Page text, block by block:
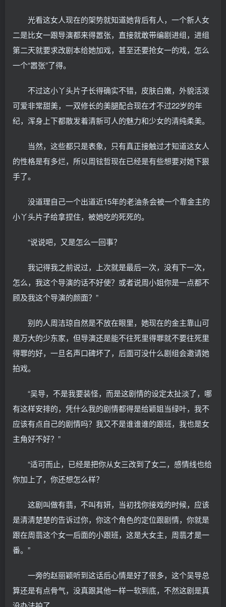
光看这女人现在的架势就知道她背后有人，一个新人女
二是比女一跟导演都来得嚣张，直接就敢带编剧进组，进组
第二天就要求改剧本给她加戏，甚至还要抢女一的戏，怎么
一个“嚣张”了得。
不过这小丫头片子长得确实不错，皮肤白嫩，外貌活泼
可爱非常甜美，一双修长的美腿配合现在才不过22岁的年
纪，浑身上下都散发着清新可人的魅力和少女的清纯柔美。
当然，这些都只是表象，只有真正接触过才知道这女人
的性格是有多烂，所以周铉哲现在已经是有些想要对她下狠
手了。
没道理自己一个出道近15年的老油条会被一个靠金主的
小丫头片子给拿捏住，被她吃的死死的。
“说说吧，又是怎么一回事？
我记得我之前说过，上次就是最后一次，没有下一次，
怎么，我这个导演的话不好使？或者说周小姐你是一点都不
顾及我这个导演的颜面？”
别的人周洁琼自然是不放在眼里，她现在的金主靠山可
是万大的少东家，但导演还是能不往死里得罪就不要往死里
得罪的好，一旦名声口碑坏了，后面可没什么剧组会邀请她
拍戏。
“吴导，不是我要装怪，而是这剧情的设定太扯淡了，哪
有这样安排的，凭什么我的剧情都得是给颖姐当绿叶，我不
应该有点自己的剧情吗？我又不是谁谁谁的跟班，我也是女
主角好不好？”
“适可而止，已经是把你从女三改到了女二，感情线也给
你加上了，你还想怎么样？
这剧叫做有翡，不叫有妍，当初找你接戏的时候，应该
是清清楚楚的告诉过你，你这个角色的定位跟剧情，你就是
跟在周翡这个女一后面的小跟班，这是大女主，周翡才是一
番。”
一旁的赵丽颖听到这话后心情是好了很多，这个吴导总
算还是有点骨气，没真跟其他一样一软到底，不然这剧是真